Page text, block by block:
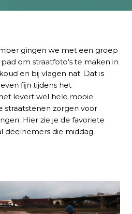
gingen we met een groep
om straatfoto’s te maken in
en bij vlagen nat. Dat is
fijn tijdens het
levert wel hele mooie
straatstenen zorgen voor
Hier zie je de favoriete
deelnemers die middag.